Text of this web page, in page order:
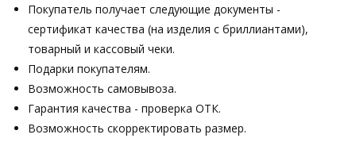
Покупатель получает следующие документы -
сертификат качества (на изделия с бриллиантами),
товарный и кассовый чеки.
Подарки покупателям.
Возможность самовывоза.
Гарантия качества - проверка ОТК.
Возможность скорректировать размер.